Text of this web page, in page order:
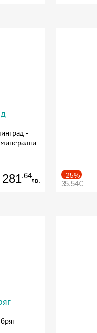
-
281.64
лв.
-25%
35.54€